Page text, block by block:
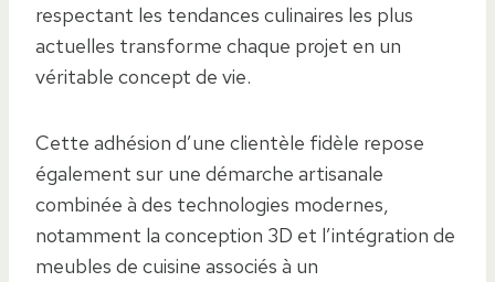
respectant les tendances culinaires les plus
actuelles transforme chaque projet en un
véritable concept de vie.
Cette adhésion d’une clientèle fidèle repose
également sur une démarche artisanale
combinée à des technologies modernes,
notamment la conception 3D et l’intégration de
meubles de cuisine associés à un